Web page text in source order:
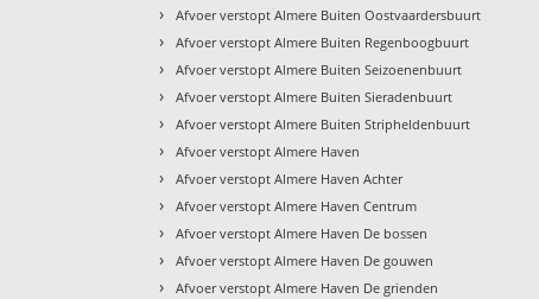
› Afvoer verstopt Almere Buiten Oostvaardersbuurt
› Afvoer verstopt Almere Buiten Regenboogbuurt
› Afvoer verstopt Almere Buiten Seizoenenbuurt
› Afvoer verstopt Almere Buiten Sieradenbuurt
› Afvoer verstopt Almere Buiten Stripheldenbuurt
› Afvoer verstopt Almere Haven
› Afvoer verstopt Almere Haven Achter
› Afvoer verstopt Almere Haven Centrum
› Afvoer verstopt Almere Haven De bossen
› Afvoer verstopt Almere Haven De gouwen
› Afvoer verstopt Almere Haven De grienden